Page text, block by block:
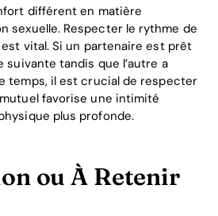
différent en matière
sexuelle. Respecter le rythme de
vital. Si un partenaire est prêt
suivante tandis que l’autre a
temps, il est crucial de respecter
favorise une intimité
plus profonde.
ou À Retenir